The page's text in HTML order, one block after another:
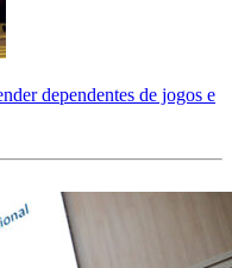
dependentes de jogos e